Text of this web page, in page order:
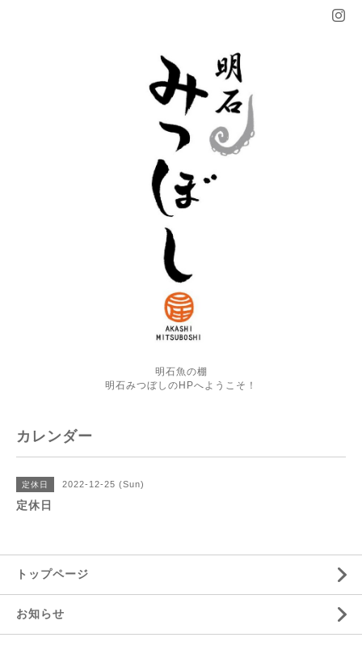
明石魚の棚
明石みつぼしのHPへようこそ！
カレンダー
定休日 2022-12-25 (Sun)
定休日
トップページ
お知らせ